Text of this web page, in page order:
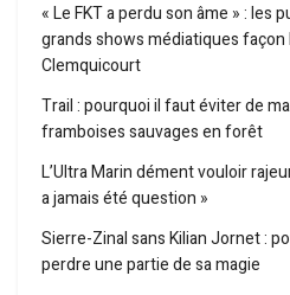
« Le FKT a perdu son âme » : les
grands shows médiatiques façon
Clemquicourt
Trail : pourquoi il faut éviter de
framboises sauvages en forêt
L’Ultra Marin dément vouloir
a jamais été question »
Sierre-Zinal sans Kilian Jornet :
perdre une partie de sa magie